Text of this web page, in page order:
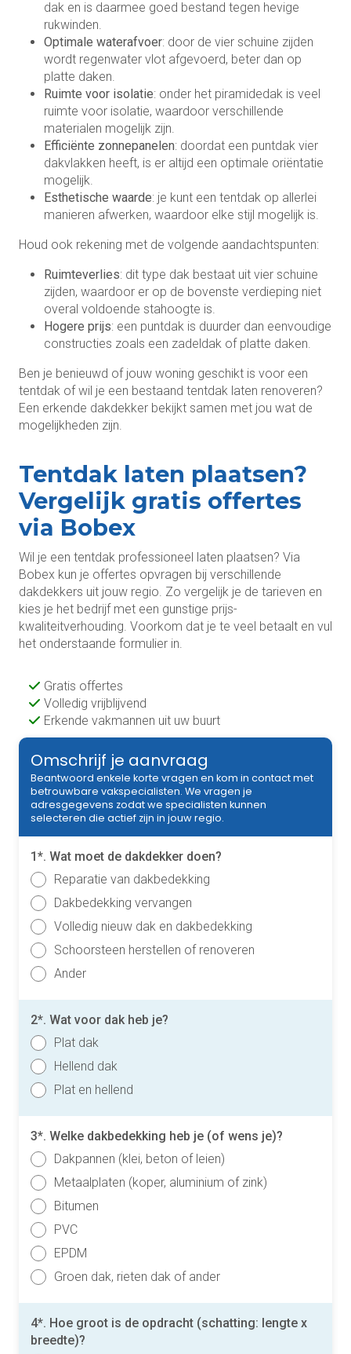
dak en is daarmee goed bestand tegen hevige
rukwinden.
Optimale waterafvoer: door de vier schuine zijden
wordt regenwater vlot afgevoerd, beter dan op
platte daken.
Ruimte voor isolatie: onder het piramidedak is veel
ruimte voor isolatie, waardoor verschillende
materialen mogelijk zijn.
Efficiënte zonnepanelen: doordat een puntdak vier
dakvlakken heeft, is er altijd een optimale oriëntatie
mogelijk.
Esthetische waarde: je kunt een tentdak op allerlei
manieren afwerken, waardoor elke stijl mogelijk is.
Houd ook rekening met de volgende aandachtspunten:
Ruimteverlies: dit type dak bestaat uit vier schuine
zijden, waardoor er op de bovenste verdieping niet
overal voldoende stahoogte is.
Hogere prijs: een puntdak is duurder dan eenvoudige
constructies zoals een zadeldak of platte daken.
Ben je benieuwd of jouw woning geschikt is voor een
tentdak of wil je een bestaand tentdak laten renoveren?
Een erkende dakdekker bekijkt samen met jou wat de
mogelijkheden zijn.
Tentdak laten plaatsen?
Vergelijk gratis offertes
via Bobex
Wil je een tentdak professioneel laten plaatsen? Via
Bobex kun je offertes opvragen bij verschillende
dakdekkers uit jouw regio. Zo vergelijk je de tarieven en
kies je het bedrijf met een gunstige prijs-
kwaliteitverhouding. Voorkom dat je te veel betaalt en vul
het onderstaande formulier in.
Gratis offertes
Volledig vrijblijvend
Erkende vakmannen uit uw buurt
Omschrijf je aanvraag
Beantwoord enkele korte vragen en kom in contact met
betrouwbare vakspecialisten. We vragen je
adresgegevens zodat we specialisten kunnen
selecteren die actief zijn in jouw regio.
1*. Wat moet de dakdekker doen?
Reparatie van dakbedekking
Dakbedekking vervangen
Volledig nieuw dak en dakbedekking
Schoorsteen herstellen of renoveren
Ander
2*. Wat voor dak heb je?
Plat dak
Hellend dak
Plat en hellend
3*. Welke dakbedekking heb je (of wens je)?
Dakpannen (klei, beton of leien)
Metaalplaten (koper, aluminium of zink)
Bitumen
PVC
EPDM
Groen dak, rieten dak of ander
4*. Hoe groot is de opdracht (schatting: lengte x
breedte)?